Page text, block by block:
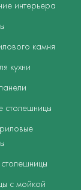
интерьера
камня
кухни
столешницы
с мойкой